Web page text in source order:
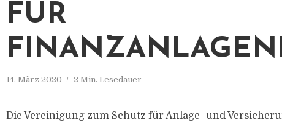
FÜR
14. März 2020 2 Min. Lesedauer
Die Vereinigung zum Schutz für Anlage- und